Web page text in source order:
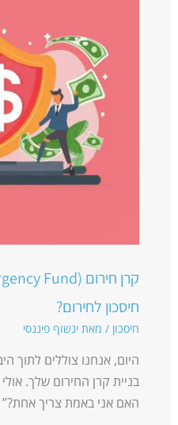
חיסכון לחירום?
חיסכון/ מאת ינשוף פיננסי
היום, אנחנו צוללים לתוך
בניית קרן החירום שלך.
האם אני באמת צריך